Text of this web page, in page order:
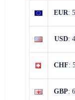
EUR:
USD:
CHF:
GBP: